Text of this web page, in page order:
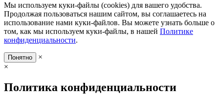
Мы используем куки-файлы (cookies) для вашего удобства.
Продолжая пользоваться нашим сайтом, вы соглашаетесь на
использование нами куки-файлов. Вы можете узнать больше о
том, как мы используем куки-файлы, в нашей Политике
конфиденциальности.
Понятно
×
×
Политика конфиденциальности